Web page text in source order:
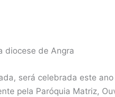
diocese de Angra
será celebrada este
pela Paróquia Matriz,